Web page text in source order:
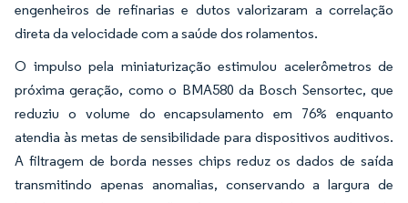
engenheiros de refinarias e dutos valorizaram a correlação
direta da velocidade com a saúde dos rolamentos.
O impulso pela miniaturização estimulou acelerômetros de
próxima geração, como o BMA580 da Bosch Sensortec, que
reduziu o volume do encapsulamento em 76% enquanto
atendia às metas de sensibilidade para dispositivos auditivos.
A filtragem de borda nesses chips reduz os dados de saída
transmitindo apenas anomalias, conservando a largura de